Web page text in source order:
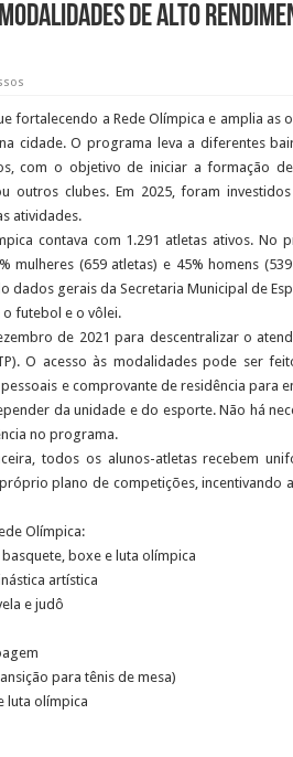
modalidades de alto
fortalecendo a Rede Olímpica e amplia as
cidade. O programa leva a diferentes
com o objetivo de iniciar a formação
outros clubes. Em 2025, foram
atividades.
contava com 1.291 atletas ativos. No
mulheres (659 atletas) e 45% homens
dados gerais da Secretaria Municipal de
futebol e o vôlei.
de 2021 para descentralizar o
O acesso às modalidades pode ser
e comprovante de residência para
da unidade e do esporte. Não há
no programa.
todos os alunos-atletas recebem
plano de competições, incentivando
Olímpica:
boxe e luta olímpica
artística
e judô
para tênis de mesa)
luta olímpica